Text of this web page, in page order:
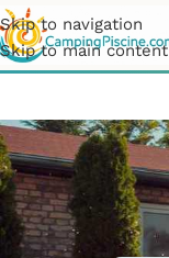
Skip to navigation
Skip to main content